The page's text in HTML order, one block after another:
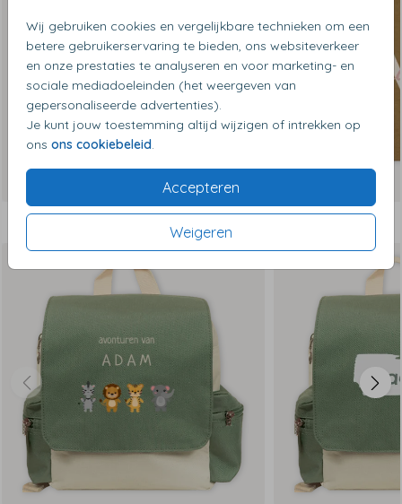
Wij gebruiken cookies en vergelijkbare technieken om een
betere gebruikerservaring te bieden, ons websiteverkeer
en onze prestaties te analyseren en voor marketing- en
sociale mediadoeleinden (het weergeven van
gepersonaliseerde advertenties).
Je kunt jouw toestemming altijd wijzigen of intrekken op
ons ons cookiebeleid
Accepteren
Weigeren
Dit vind je misschien ook leuk